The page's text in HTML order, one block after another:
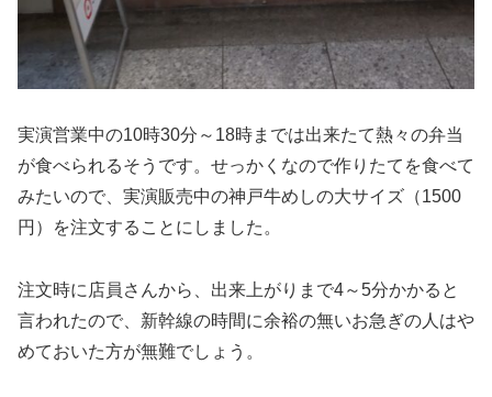
実演営業中の10時30分～18時までは出来たて熱々の弁当
が食べられるそうです。せっかくなので作りたてを食べて
みたいので、実演販売中の神戸牛めしの大サイズ（1500
円）を注文することにしました。
注文時に店員さんから、出来上がりまで4～5分かかると
言われたので、新幹線の時間に余裕の無いお急ぎの人はや
めておいた方が無難でしょう。